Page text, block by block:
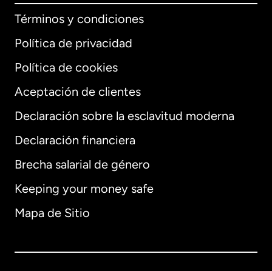
Términos y condiciones
Política de privacidad
Política de cookies
Aceptación de clientes
Declaración sobre la esclavitud moderna
Declaración financiera
Brecha salarial de género
Keeping your money safe
Mapa de Sitio
Internacional English